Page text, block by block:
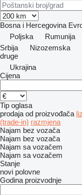
Bosna i Hercegovina
Poljska
Rumunija
Srbija
Nizozemska
druge
Ukrajina
Cijena
Tip oglasa
prodaja od proizvođača
(trade-in) razmjena
Najam bez vozača
Najam bez vozača
Najam sa vozačem
Najam sa vozačem
Stanje
novi polovne
Godina proizvodnje